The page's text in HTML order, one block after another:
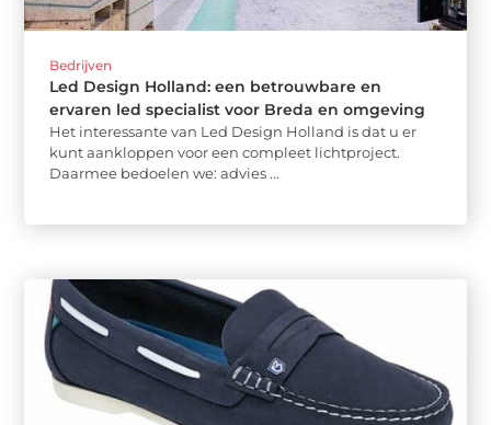
Bedrijven
Led Design Holland: een betrouwbare en
ervaren led specialist voor Breda en omgeving
Het interessante van Led Design Holland is dat u er
kunt aankloppen voor een compleet lichtproject.
Daarmee bedoelen we: advies ...